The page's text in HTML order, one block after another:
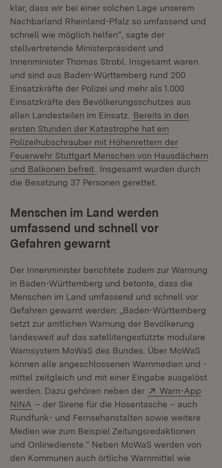
klar, dass wir bei einer solchen Lage unserem
Nachbarland Rheinland-Pfalz so umfassend und
schnell wie möglich helfen“, sagte der
stellvertretende Ministerpräsident und
Innenminister Thomas Strobl. Insgesamt waren
und sind aus Baden-Württemberg rund 200
Einsatzkräfte der Polizei und mehr als 1.000
Einsatzkräfte des Bevölkerungsschutzes aus
allen Landesteilen im Einsatz.
Bereits in den
ersten Stunden der Katastrophe hat ein
Polizeihubschrauber mit Höhenrettern der
Feuerwehr Stuttgart Menschen von Hausdächern
und Balkonen befreit . Insgesamt wurden durch
die Besatzung 37 Personen gerettet.
Menschen im Land werden
umfassend und schnell vor
Gefahren gewarnt
Der Innenminister berichtete zudem zur Warnung
in Baden-Württemberg und betonte, dass die
Menschen im Land umfassend und schnell vor
Gefahren gewarnt werden: „Baden-Württemberg
setzt zur amtlichen Warnung der Bevölkerung
landesweit auf das satellitengestützte modulare
Warnsystem MoWaS des Bundes. Über MoWaS
können alle angeschlossenen Warnmedien und -
mittel zeitgleich und mit einer Eingabe ausgelöst
werden. Dazu gehören neben der
Extern:
Warn-App
NINA (Öffnet in neuem Fenster)
– der Sirene für die Hosentasche – auch
Rundfunk- und Fernsehanstalten sowie weitere
Medien wie zum Beispiel Zeitungsredaktionen
und Onlinedienste.“ Neben MoWaS werden von
den Kommunen auch örtliche Warnmittel wie